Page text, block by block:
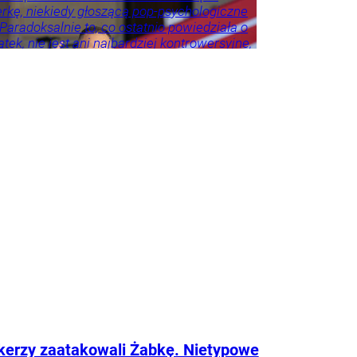
niekiedy głoszącą pop-psychologiczne
to, co ostatnio powiedziała o
nie jest ani najbardziej kontrowersyjne,
zaatakowali Żabkę. Nietypowe